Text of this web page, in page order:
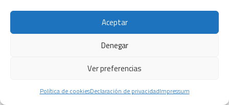
Aceptar
Denegar
Ver preferencias
Política de cookiesDeclaración de privacidadImpressum
primera causa
La prevención,
el diagnóstico y
los avances
claves para la
precoz del
sistema
18 FEBRERO, 2026
Se presentan